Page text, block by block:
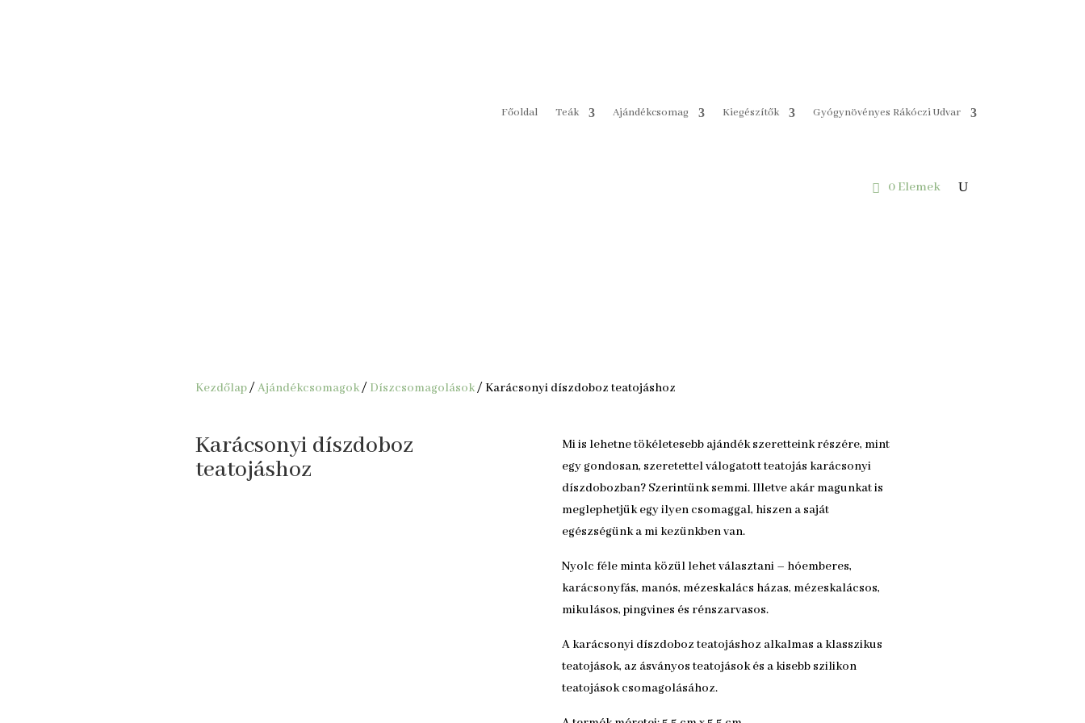
Főoldal Teák Ajándékcsomag Kiegészítők Gyógynövényes Rákóczi Udvar
0 Elemek
Kezdőlap/ Ajándékcsomagok/ Díszcsomagolások/ Karácsonyi díszdoboz teatojáshoz
Karácsonyi díszdoboz
teatojáshoz
Mi is lehetne tökéletesebb ajándék szeretteink részére, mint
egy gondosan, szeretettel válogatott teatojás karácsonyi
díszdobozban? Szerintünk semmi. Illetve akár magunkat is
meglephetjük egy ilyen csomaggal, hiszen a saját
egészségünk a mi kezünkben van.
Nyolc féle minta közül lehet választani – hóemberes,
karácsonyfás, manós, mézeskalács házas, mézeskalácsos,
mikulásos, pingvines és rénszarvasos.
A karácsonyi díszdoboz teatojáshoz alkalmas a klasszikus
teatojások, az ásványos teatojások és a kisebb szilikon
teatojások csomagolásához.